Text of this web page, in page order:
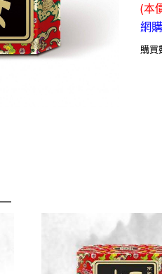
(本
網
購買